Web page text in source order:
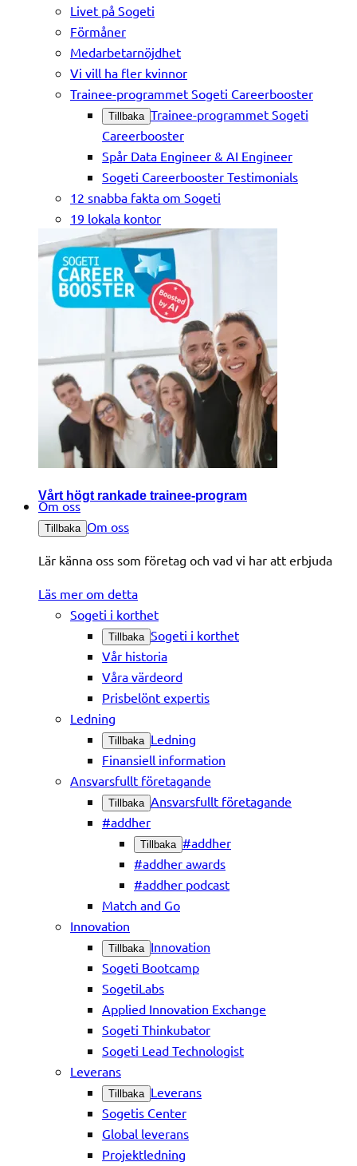
Livet på Sogeti
Förmåner
Medarbetarnöjdhet
Vi vill ha fler kvinnor
Trainee-programmet Sogeti Careerbooster
Tillbaka Trainee-programmet Sogeti
Careerbooster
Spår Data Engineer & AI Engineer
Sogeti Careerbooster Testimonials
12 snabba fakta om Sogeti
19 lokala kontor
Vårt högt rankade trainee-program
Om oss
Tillbaka Om oss
Lär känna oss som företag och vad vi har att erbjuda
Läs mer om detta
Sogeti i korthet
Tillbaka Sogeti i korthet
Vår historia
Våra värdeord
Prisbelönt expertis
Ledning
Tillbaka Ledning
Finansiell information
Ansvarsfullt företagande
Tillbaka Ansvarsfullt företagande
#addher
Tillbaka #addher
#addher awards
#addher podcast
Match and Go
Innovation
Tillbaka Innovation
Sogeti Bootcamp
SogetiLabs
Applied Innovation Exchange
Sogeti Thinkubator
Sogeti Lead Technologist
Leverans
Tillbaka Leverans
Sogetis Center
Global leverans
Projektledning